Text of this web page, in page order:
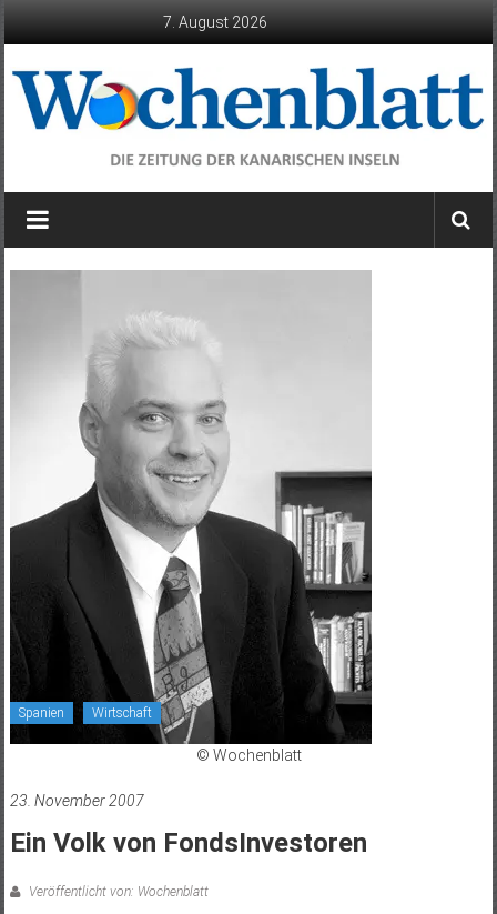
7. August 2026
Wochenblatt
die
Spanien Wirtschaft
© Wochenblatt
23. November 2007
Ein Volk von FondsInvestoren
Veröffentlicht von: Wochenblatt